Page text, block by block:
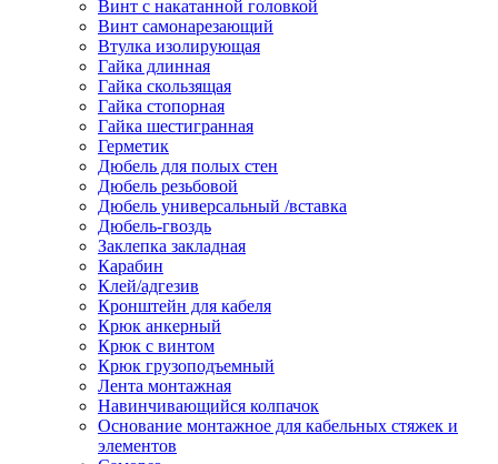
Винт с накатанной головкой
Винт самонарезающий
Втулка изолирующая
Гайка длинная
Гайка скользящая
Гайка стопорная
Гайка шестигранная
Герметик
Дюбель для полых стен
Дюбель резьбовой
Дюбель универсальный /вставка
Дюбель-гвоздь
Заклепка закладная
Карабин
Клей/адгезив
Кронштейн для кабеля
Крюк анкерный
Крюк с винтом
Крюк грузоподъемный
Лента монтажная
Навинчивающийся колпачок
Основание монтажное для кабельных стяжек и
элементов